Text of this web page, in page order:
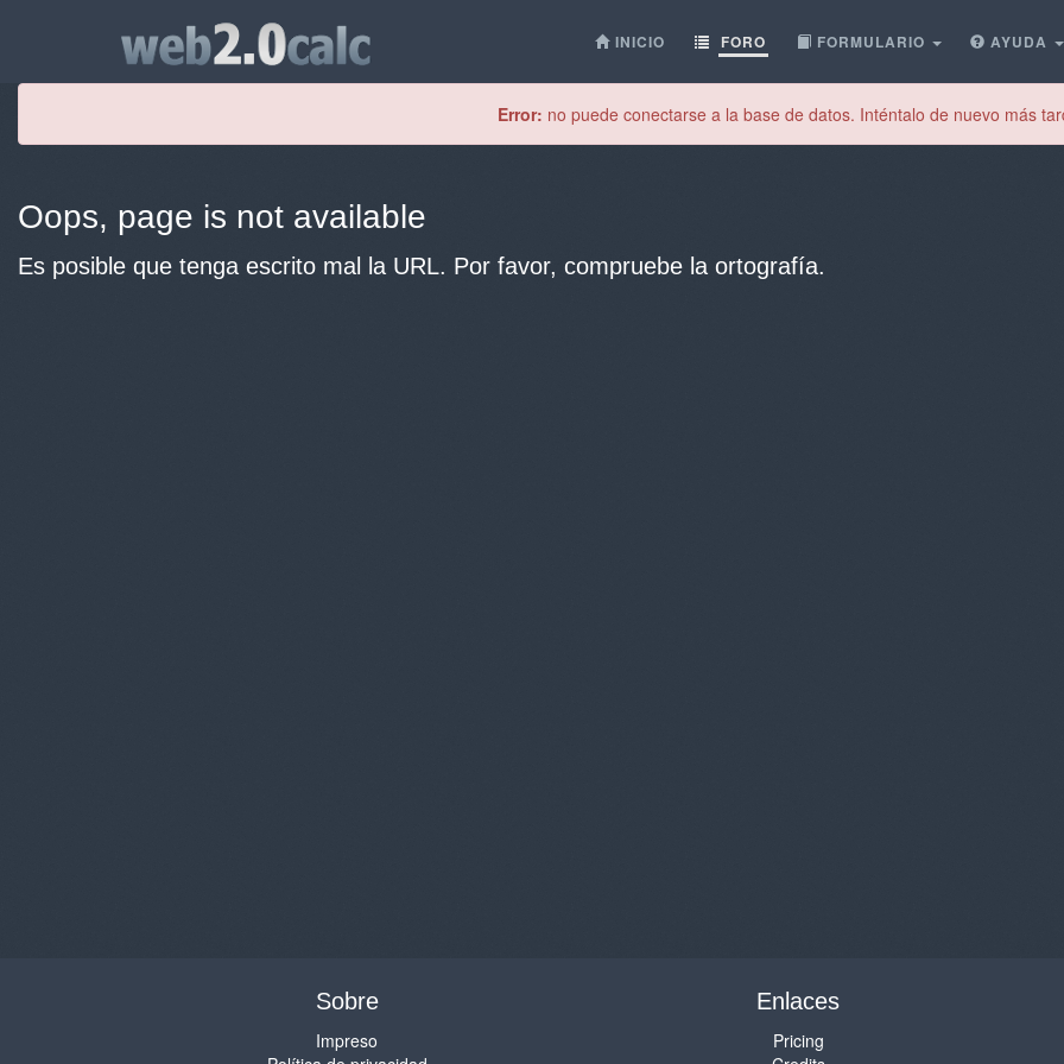
INICIO FORO FORMULARIO AYUDA
Error: no puede conectarse a la base de datos. Inténtalo de nuevo más
Oops, page is not available
Es posible que tenga escrito mal la URL. Por favor, compruebe la ortografía.
Sobre
Impreso
Enlaces
Pricing